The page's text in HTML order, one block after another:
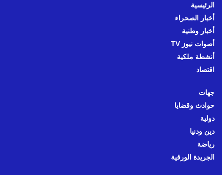
الرئيسية
أخبار الصحراء
أخبار وطنية
أصوات نيوز TV
أنشطة ملكية
اقتصاد
جهات
حوادث وقضايا
دولية
دين ودنيا
رياضة
الجريدة الورقية